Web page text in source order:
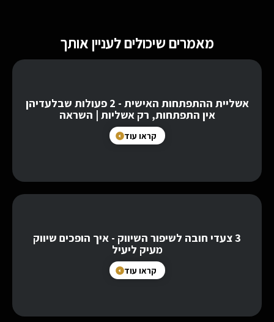
מאמרים שיכולים לעניין אותך
אשליית ההתפתחות האישית - 2 פעולות שבלעדיהן
אין התפתחות, רק אשליות | השראה
קראו עוד
3 צעדי חובה לשיפור השיווק - איך הופכים שיווק
מעיק ליעיל
קראו עוד